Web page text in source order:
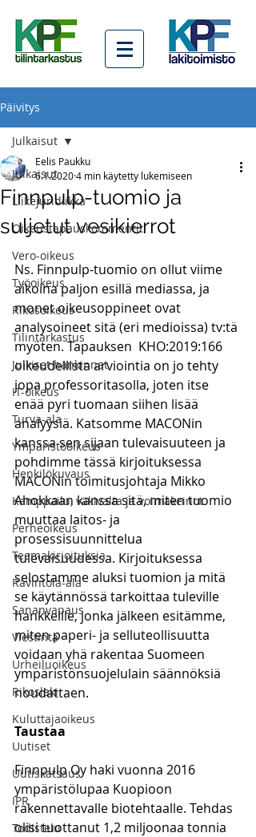
Päivitys
Julkaisut
Liikejuridiikka
Oikeustapauskommentit
Vero-oikeus
Työoikeus
Rikosoikeus
Tilintarkastus
Julkiset hankinnat
IT-oikeus
Turva-ala
Ympäristöoikeus
Henkilökuvaus
Kamppailu, väkivalta ja voimakeinot
Perheoikeus
Teemakirjoituksia
Ravintola-ala
Sananvapaus
Viestintä
Urheiluoikeus
Rikoslaki
Kuluttajaoikeus
Uutiset
Uutiskatsaus
IPR
Todistelu
Julkaisut
Finnpulp-tuomio ja
suljetut vesikierrot
Eelis Paukku
6.1.20204 min käytetty lukemiseen
Ns. Finnpulp-tuomio on ollut viime
aikoina paljon esillä mediassa, ja
monet oikeusoppineet ovat
analysoineet sitä (eri medioissa) tv:tä
myöten. Tapauksen  KHO:2019:166
oikeudellista arviointia on jo tehty
jopa professoritasolla, joten itse
enää pyri tuomaan siihen lisää
analyysiä. Katsomme MACONin
kanssa sen sijaan tulevaisuuteen ja
pohdimme tässä kirjoituksessa
MACONin toimitusjohtaja Mikko
Ahokkaan kanssa sitä, miten tuomio
muuttaa laitos- ja
prosessisuunnittelua
tulevaisuudessa. Kirjoituksessa
selostamme aluksi tuomion ja mitä
se käytännössä tarkoittaa tuleville
hankkeille, jonka jälkeen esitämme,
miten paperi- ja selluteollisuutta
voidaan yhä rakentaa Suomeen
ympäristönsuojelulain säännöksiä
noudattaen.
Taustaa
Finnpulp Oy haki vuonna 2016
ympäristölupaa Kuopioon
rakennettavalle biotehtaalle. Tehdas
olisi tuottanut 1,2 miljoonaa tonnia